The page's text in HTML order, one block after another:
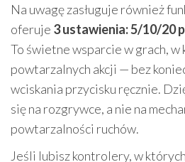
Na uwagę zasługuje również
oferuje 3 ustawienia: 5/10/20
To świetne wsparcie w grach,
powtarzalnych akcji — bez
wciskania przycisku ręcznie.
się na rozgrywce, a nie na
powtarzalności ruchów.
Jeśli lubisz kontrolery, w